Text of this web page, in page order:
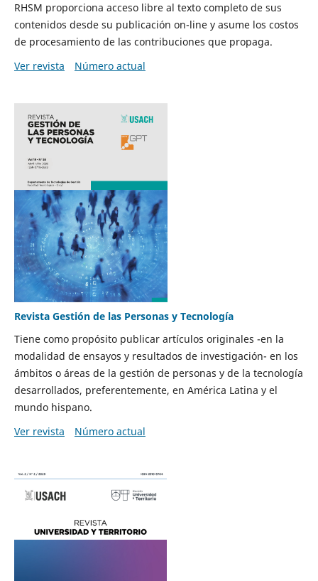
RHSM proporciona acceso libre al texto completo de sus
contenidos desde su publicación on-line y asume los costos
de procesamiento de las contribuciones que propaga.
Ver revista
Número actual
Revista Gestión de las Personas y Tecnología
Tiene como propósito publicar artículos originales -en la
modalidad de ensayos y resultados de investigación- en los
ámbitos o áreas de la gestión de personas y de la tecnología
desarrollados, preferentemente, en América Latina y el
mundo hispano.
Ver revista
Número actual